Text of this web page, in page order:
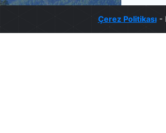
Çerez Politikası-